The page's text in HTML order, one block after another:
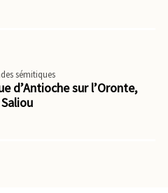
sémitiques
d’Antioche sur l’Oronte,